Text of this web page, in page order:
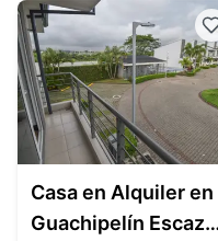
Casa en Alquiler en
Guachipelín Escazú